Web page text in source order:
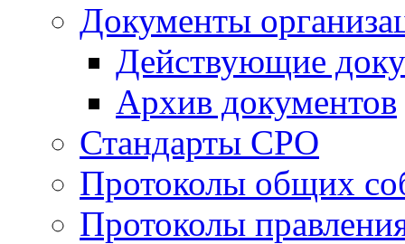
Документы
Действующие
Архив документов
Стандарты СРО
Протоколы общих
Протоколы